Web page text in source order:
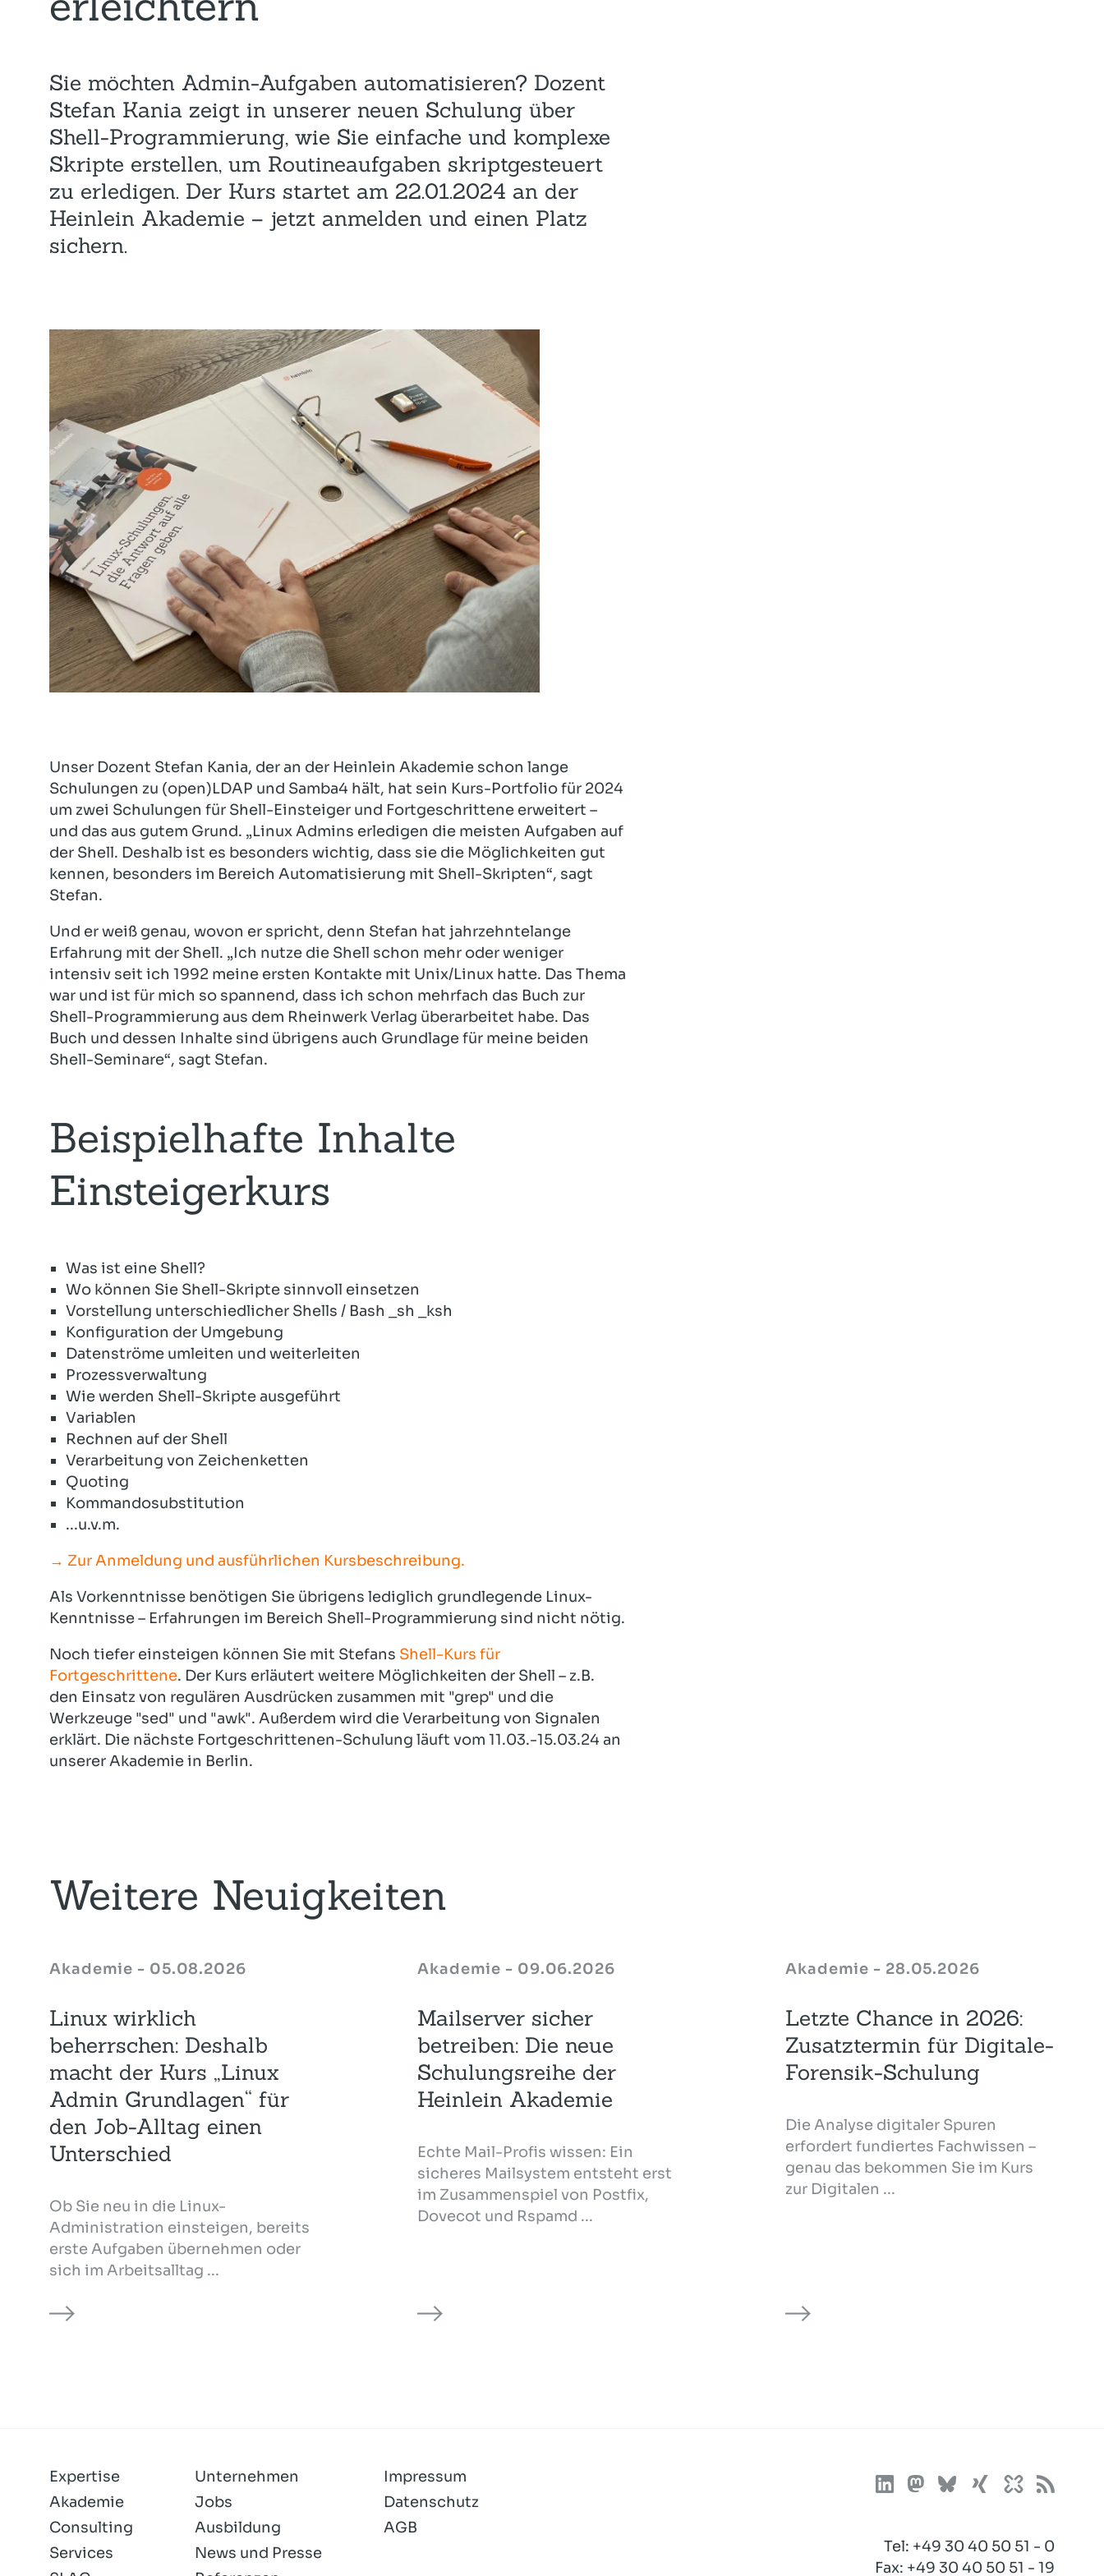
Hygienekonzept
Sie möchten Admin-Aufgaben automatisieren? Dozent
Stefan Kania zeigt in unserer neuen Schulung über
Shell-Programmierung, wie Sie einfache und komplexe
Skripte erstellen, um Routineaufgaben skriptgesteuert
zu erledigen. Der Kurs startet am 22.01.2024 an der
Heinlein Akademie – jetzt anmelden und einen Platz
sichern.
Unser Dozent Stefan Kania, der an der Heinlein Akademie schon lange
Schulungen zu (open)LDAP und Samba4 hält, hat sein Kurs-Portfolio für 2024
um zwei Schulungen für Shell-Einsteiger und Fortgeschrittene erweitert –
und das aus gutem Grund. „Linux Admins erledigen die meisten Aufgaben auf
der Shell. Deshalb ist es besonders wichtig, dass sie die Möglichkeiten gut
kennen, besonders im Bereich Automatisierung mit Shell-Skripten“, sagt
Stefan.
Und er weiß genau, wovon er spricht, denn Stefan hat jahrzehntelange
Erfahrung mit der Shell. „Ich nutze die Shell schon mehr oder weniger
intensiv seit ich 1992 meine ersten Kontakte mit Unix/Linux hatte. Das Thema
war und ist für mich so spannend, dass ich schon mehrfach das Buch zur
Shell-Programmierung aus dem Rheinwerk Verlag überarbeitet habe. Das
Buch und dessen Inhalte sind übrigens auch Grundlage für meine beiden
Shell-Seminare“, sagt Stefan.
Beispielhafte Inhalte
Einsteigerkurs
Was ist eine Shell?
Wo können Sie Shell-Skripte sinnvoll einsetzen
Vorstellung unterschiedlicher Shells / Bash _sh _ksh
Konfiguration der Umgebung
Datenströme umleiten und weiterleiten
Prozessverwaltung
Wie werden Shell-Skripte ausgeführt
Variablen
Rechnen auf der Shell
Verarbeitung von Zeichenketten
Quoting
Kommandosubstitution
...u.v.m.
→ Zur Anmeldung und ausführlichen Kursbeschreibung.
Als Vorkenntnisse benötigen Sie übrigens lediglich grundlegende Linux-
Kenntnisse – Erfahrungen im Bereich Shell-Programmierung sind nicht nötig.
Noch tiefer einsteigen können Sie mit Stefans Shell-Kurs für
Fortgeschrittene. Der Kurs erläutert weitere Möglichkeiten der Shell – z.B.
den Einsatz von regulären Ausdrücken zusammen mit "grep" und die
Werkzeuge "sed" und "awk". Außerdem wird die Verarbeitung von Signalen
erklärt. Die nächste Fortgeschrittenen-Schulung läuft vom 11.03.-15.03.24 an
unserer Akademie in Berlin.
Weitere Neuigkeiten
Akademie - 05.08.2026
Linux wirklich
beherrschen: Deshalb
macht der Kurs „Linux
Admin Grundlagen“ für
den Job-Alltag einen
Unterschied
Ob Sie neu in die Linux-
Administration einsteigen, bereits
erste Aufgaben übernehmen oder
sich im Arbeitsalltag ...
Akademie - 09.06.2026
Mailserver sicher
betreiben: Die neue
Schulungsreihe der
Heinlein Akademie
Echte Mail-Profis wissen: Ein
sicheres Mailsystem entsteht erst
im Zusammenspiel von Postfix,
Dovecot und Rspamd ...
Akademie - 28.05.2026
Letzte Chance in 2026:
Zusatztermin für Digitale-
Forensik-Schulung
Die Analyse digitaler Spuren
erfordert fundiertes Fachwissen –
genau das bekommen Sie im Kurs
zur Digitalen ...
Expertise
Akademie
Consulting
Services
Unternehmen
Jobs
Ausbildung
News und Presse
Impressum
Datenschutz
AGB
Tel: +49 30 40 50 51 - 0
Fax: +49 30 40 50 51 - 19